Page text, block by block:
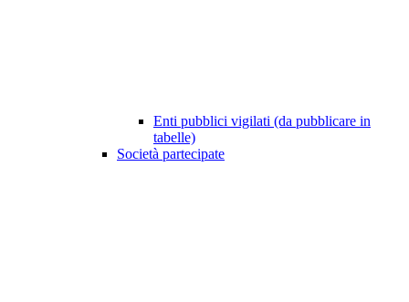
Enti pubblici vigilati (da pubblicare in
tabelle)
Società partecipate